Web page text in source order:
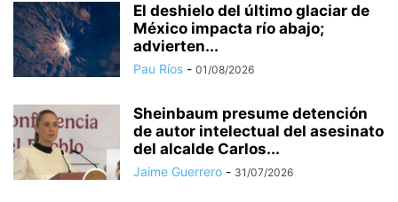
El deshielo del último glaciar de
México impacta río abajo;
advierten...
Pau Ríos - 01/08/2026
Sheinbaum presume detención
de autor intelectual del asesinato
del alcalde Carlos...
Jaime Guerrero - 31/07/2026